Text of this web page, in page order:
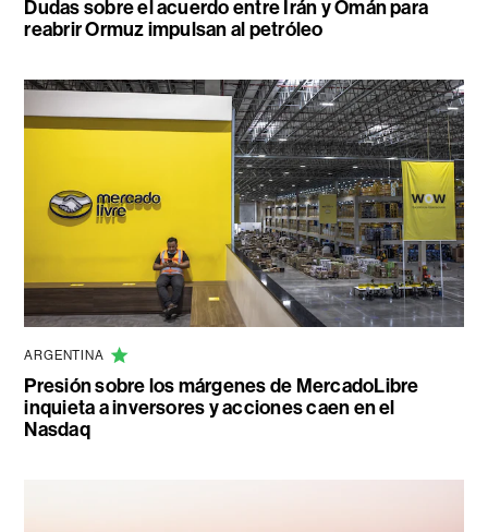
Dudas sobre el acuerdo entre Irán y Omán para
reabrir Ormuz impulsan al petróleo
ARGENTINA
Presión sobre los márgenes de MercadoLibre
inquieta a inversores y acciones caen en el
Nasdaq